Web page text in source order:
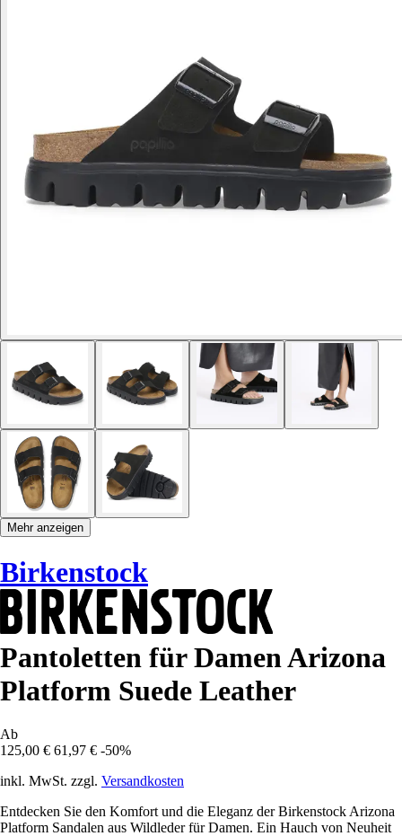
Mehr anzeigen
Birkenstock
Pantoletten für Damen Arizona
Platform Suede Leather
Ab
125,00 € 61,97 € -50%
inkl. MwSt. zzgl. Versandkosten
Entdecken Sie den Komfort und die Eleganz der Birkenstock Arizona
Platform Sandalen aus Wildleder für Damen. Ein Hauch von Neuheit